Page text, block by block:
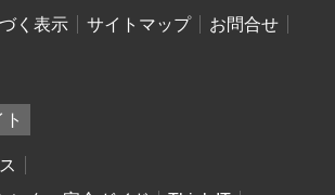
く表示
サイトマップ
お問合せ